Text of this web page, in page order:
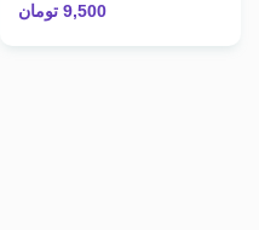
9,500 تومان